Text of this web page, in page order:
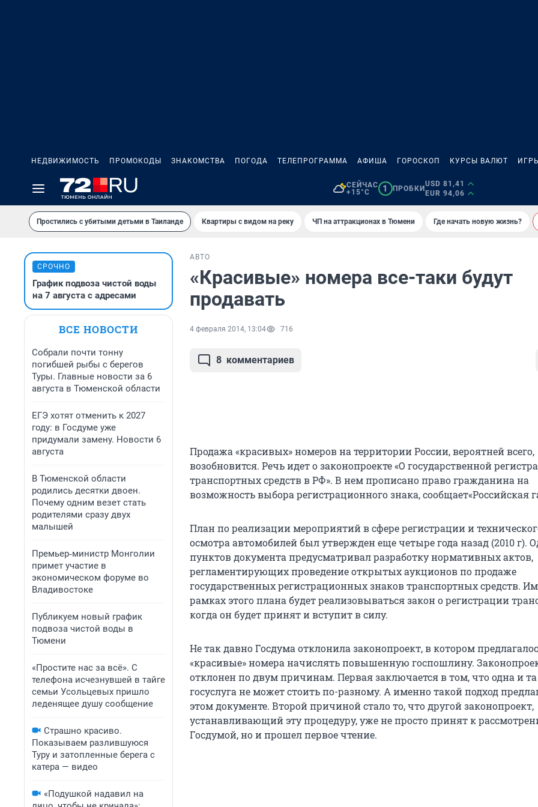
НЕДВИЖИМОСТЬ ПРОМОКОДЫ ЗНАКОМСТВА ПОГОДА ТЕЛЕПРОГРАММА АФИША ГОРОСКОП КУРСЫ ВАЛЮТ ИГРЫ
СЕЙЧАС
+15°C
1 ПРОБКИ
USD 81,41
EUR 94,06
Простились с убитыми детьми в Таиланде Квартиры с видом на реку ЧП на аттракционах в Тюмени Где начать новую жизнь?
СРОЧНО
График подвоза чистой воды
на 7 августа с адресами
ВСЕ НОВОСТИ
Собрали почти тонну
погибшей рыбы с берегов
Туры. Главные новости за 6
августа в Тюменской области
ЕГЭ хотят отменить к 2027
году: в Госдуме уже
придумали замену. Новости 6
августа
В Тюменской области
родились десятки двоен.
Почему одним везет стать
родителями сразу двух
малышей
Премьер‑министр Монголии
примет участие в
экономическом форуме во
Владивостоке
Публикуем новый график
подвоза чистой воды в
Тюмени
«Простите нас за всё». С
телефона исчезнувшей в тайге
семьи Усольцевых пришло
леденящее душу сообщение
Страшно красиво.
Показываем разлившуюся
Туру и затопленные берега с
катера — видео
«Подушкой надавил на
АВТО
«Красивые» номера все-таки будут
продавать
4 февраля 2014, 13:04 716
8 комментариев
Продажа «красивых» номеров на территории России, вероятней всего,
возобновится. Речь идет о законопроекте «О государственной
транспортных средств в РФ». В нем прописано право гражданина на
возможность выбора регистрационного знака, сообщает«Российская
План по реализации мероприятий в сфере регистрации и
осмотра автомобилей был утвержден еще четыре года назад (2010 г).
пунктов документа предусматривал разработку нормативных актов,
регламентирующих проведение открытых аукционов по продаже
государственных регистрационных знаков транспортных средств.
рамках этого плана будет реализовываться закон о регистрации
когда он будет принят и вступит в силу.
Не так давно Госдума отклонила законопроект, в котором
«красивые» номера начислять повышенную госпошлину.
отклонен по двум причинам. Первая заключается в том, что одна и
госуслуга не может стоить по-разному. А именно такой подход
этом документе. Второй причиной стало то, что другой законопроект,
устанавливающий эту процедуру, уже не просто принят к
Госдумой, но и прошел первое чтение.